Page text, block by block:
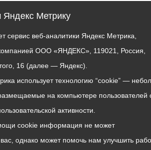
Метрику
сервис веб-аналитики Яндекс Метрика,
ООО «ЯНДЕКС», 119021, Россия,
16 (далее — Яндекс).
использует технологию “cookie” —
на компьютере пользователей
активности.
cookie информация не может
однако может помочь нам улучшить